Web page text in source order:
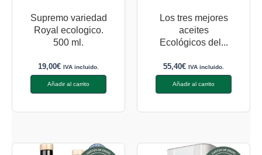
Supremo variedad
Royal ecologico.
500 ml.
19,00€ IVA incluido.
Añadir al carrito
Los tres mejores
aceites
Ecológicos del...
55,40€ IVA incluido.
Añadir al carrito